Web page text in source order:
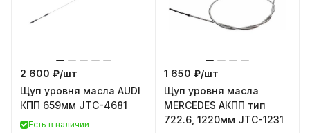
2 600 ₽/шт
Щуп уровня масла AUDI
КПП 659мм JTC-4681
Есть в наличии
1 650 ₽/шт
Щуп уровня масла
MERCEDES АКПП тип
722.6, 1220мм JTC-1231